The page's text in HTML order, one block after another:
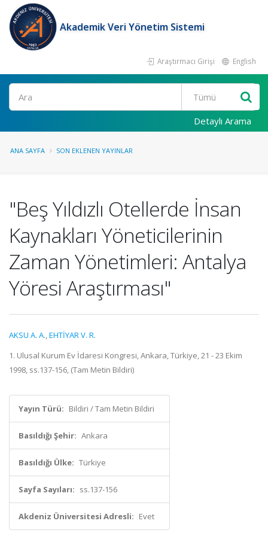
Akademik Veri Yönetim Sistemi
Araştırmacı Girişi English
Ara
Detaylı Arama
ANA SAYFA SON EKLENEN YAYINLAR
"Beş Yıldızlı Otellerde İnsan
Kaynakları Yöneticilerinin
Zaman Yönetimleri: Antalya
Yöresi Araştırması"
AKSU A. A.,EHTİYAR V. R.
1. Ulusal Kurum Ev İdaresi Kongresi, Ankara, Türkiye, 21 - 23 Ekim
1998, ss.137-156, (Tam Metin Bildiri)
Yayın Türü: Bildiri / Tam Metin Bildiri
Basıldığı Şehir: Ankara
Basıldığı Ülke: Türkiye
Sayfa Sayıları: ss.137-156
Akdeniz Üniversitesi Adresli: Evet